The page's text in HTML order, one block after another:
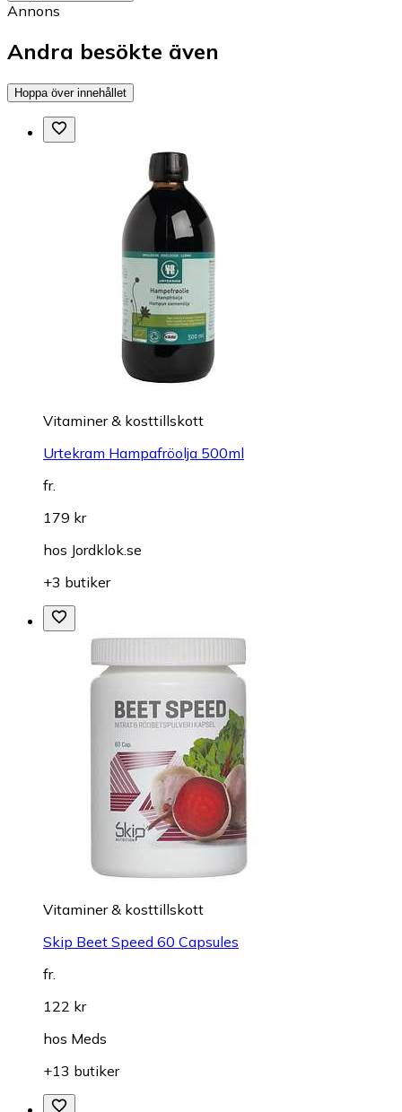
Annons
Andra besökte även
Hoppa över innehållet
Vitaminer & kosttillskott
Urtekram Hampafröolja 500ml
fr.
179 kr
hos Jordklok.se
+3 butiker
Vitaminer & kosttillskott
Skip Beet Speed 60 Capsules
fr.
122 kr
hos Meds
+13 butiker